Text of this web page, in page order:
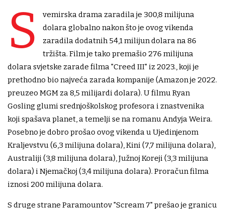
S
vemirska drama zaradila je 300,8 milijuna
dolara globalno nakon što je ovog vikenda
zaradila dodatnih 54,1 milijun dolara na 86
tržišta. Film je tako premašio 276 milijuna
dolara svjetske zarade filma "Creed III" iz 2023., koji je
prethodno bio najveća zarada kompanije (Amazon je 2022.
preuzeo MGM za 8,5 milijardi dolara). U filmu Ryan
Gosling glumi srednjoškolskog profesora i znastvenika
koji spašava planet, a temelji se na romanu Andyja Weira.
Posebno je dobro prošao ovog vikenda u Ujedinjenom
Kraljevstvu (6,3 milijuna dolara), Kini (7,7 milijuna dolara),
Australiji (3,8 milijuna dolara), Južnoj Koreji (3,3 milijuna
dolara) i Njemačkoj (3,4 milijuna dolara). Proračun filma
iznosi 200 milijuna dolara.
S druge strane Paramountov "Scream 7" prešao je granicu